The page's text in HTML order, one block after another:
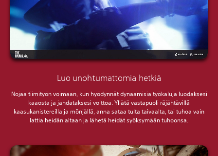
Luo unohtumattomia hetkiä
Nojaa tiimityön voimaan, kun hyödynnät dynaamisia työkaluja luodaksesi
kaaosta ja jahdataksesi voittoa. Yllätä vastapuoli räjähtävillä
kaasukanistereilla ja mönjällä, anna sataa tulta taivaalta, tai tuhoa vain
lattia heidän altaan ja lähetä heidät syöksymään tuhoonsa.